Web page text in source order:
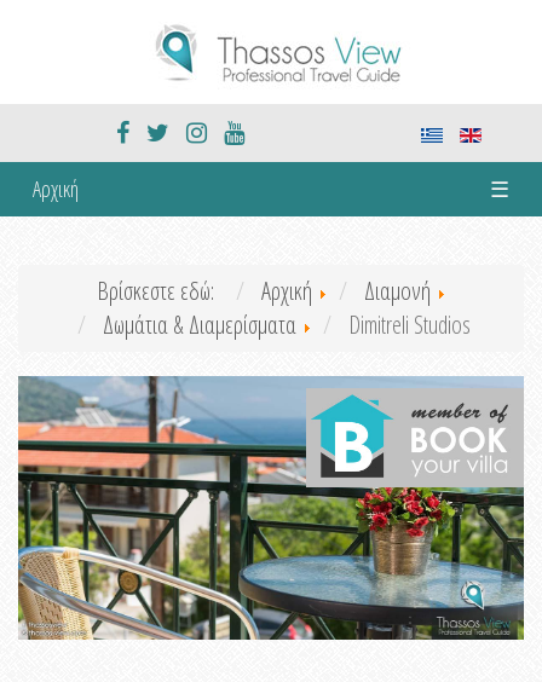
Αρχική ☰
Βρίσκεστε εδώ: Αρχική
Διαμονή
Δωμάτια & Διαμερίσματα
Dimitreli Studios